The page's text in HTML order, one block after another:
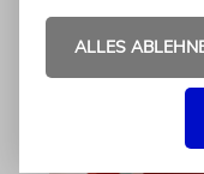
ALLES